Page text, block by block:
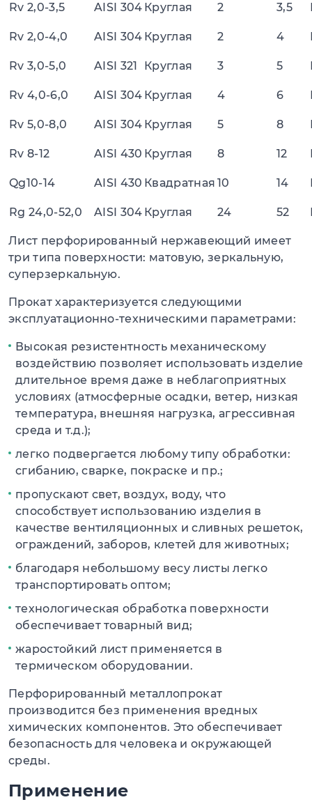
Rv 2,0-3,5 AISI 304 Круглая 2 3,5
Rv 2,0-4,0 AISI 304 Круглая 2 4
Rv 3,0-5,0 AISI 321 Круглая 3 5
Rv 4,0-6,0 AISI 304 Круглая 4 6
Rv 5,0-8,0 AISI 304 Круглая 5 8
Rv 8-12 AISI 430 Круглая 8 12
Qg10-14 AISI 430 Квадратная 10 14
Rg 24,0-52,0 AISI 304 Круглая 24 52
Лист перфорированный нержавеющий имеет
три типа поверхности: матовую, зеркальную,
суперзеркальную.
Прокат характеризуется следующими
эксплуатационно-техническими параметрами:
Высокая резистентность механическому
воздействию позволяет использовать изделие
длительное время даже в неблагоприятных
условиях (атмосферные осадки, ветер, низкая
температура, внешняя нагрузка, агрессивная
среда и т.д.);
легко подвергается любому типу обработки:
сгибанию, сварке, покраске и пр.;
пропускают свет, воздух, воду, что
способствует использованию изделия в
качестве вентиляционных и сливных решеток,
ограждений, заборов, клетей для животных;
благодаря небольшому весу листы легко
транспортировать оптом;
технологическая обработка поверхности
обеспечивает товарный вид;
жаростойкий лист применяется в
термическом оборудовании.
Перфорированный металлопрокат
производится без применения вредных
химических компонентов. Это обеспечивает
безопасность для человека и окружающей
среды.
Применение